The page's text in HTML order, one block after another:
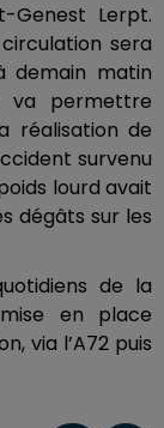
Genest Lerpt.
sera
demain matin
va permettre
réalisation de
survenu
lourd avait
dégâts sur les
de la
en place
via l’A72 puis